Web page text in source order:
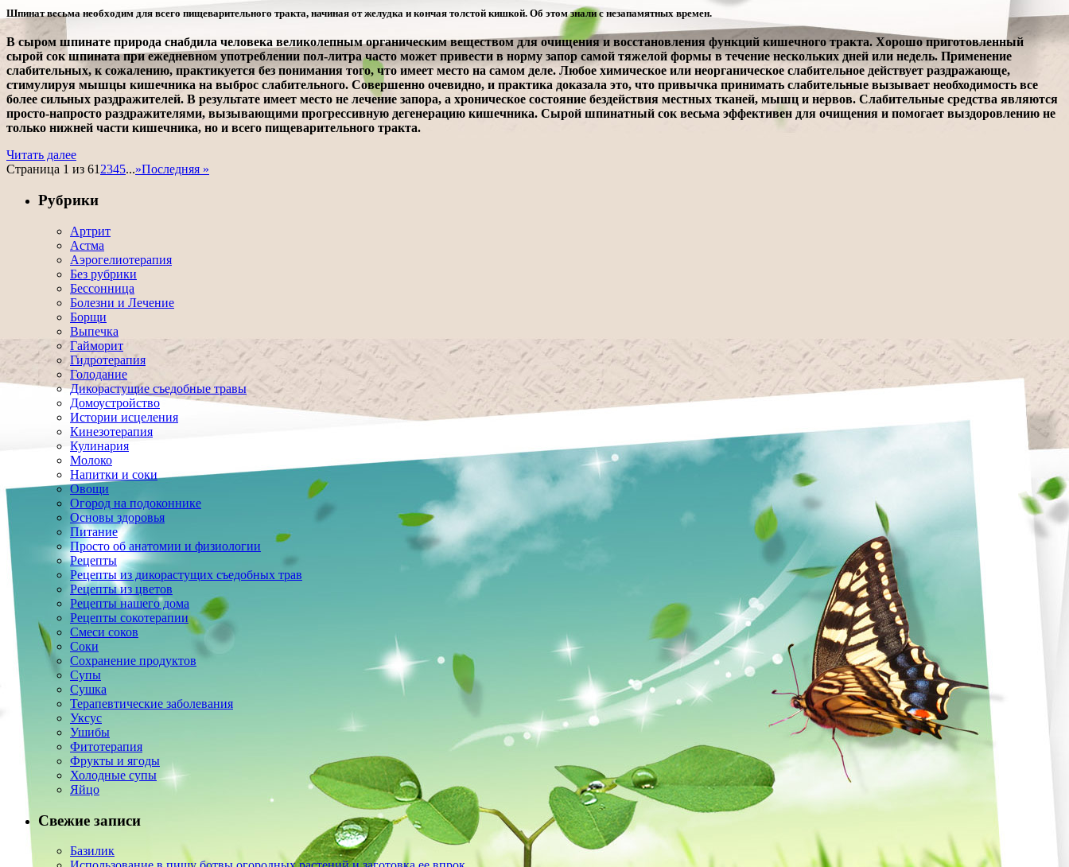
Шпинат весьма необходим для всего пищеварительного тракта, начиная от желудка и кончая толстой кишкой. Об этом знали с незапамятных времен.
В сыром шпинате природа снабдила человека великолепным органическим веществом для очищения и восстановления функций кишечного тракта. Хорошо приготовленный
сырой сок шпината при ежедневном употреблении пол-литра часто может привести в норму запор самой тяжелой формы в течение нескольких дней или недель. Применение
слабительных, к сожалению, практикуется без понимания того, что имеет место на самом деле. Любое химическое или неорганическое слабительное действует раздражающе,
стимулируя мышцы кишечника на выброс слабительного. Совершенно очевидно, и практика доказала это, что привычка принимать слабительные вызывает необходимость все
более сильных раздражителей. В результате имеет место не лечение запора, а хроническое состояние бездействия местных тканей, мышц и нервов. Слабительные средства являются
просто-напросто раздражителями, вызывающими прогрессивную дегенерацию кишечника. Сырой шпинатный сок весьма эффективен для очищения и помогает выздоровлению не
только нижней части кишечника, но и всего пищеварительного тракта.
Читать далее
Страница 1 из 612345...»Последняя »
Рубрики
Артрит
Астма
Аэрогелиотерапия
Без рубрики
Бессонница
Болезни и Лечение
Борщи
Выпечка
Гайморит
Гидротерапия
Голодание
Дикорастущие съедобные травы
Домоустройство
Истории исцеления
Кинезотерапия
Кулинария
Молоко
Напитки и соки
Овощи
Огород на подоконнике
Основы здоровья
Питание
Просто об анатомии и физиологии
Рецепты
Рецепты из дикорастущих съедобных трав
Рецепты из цветов
Рецепты нашего дома
Рецепты сокотерапии
Смеси соков
Соки
Сохранение продуктов
Супы
Сушка
Терапевтические заболевания
Уксус
Ушибы
Фитотерапия
Фрукты и ягоды
Холодные супы
Яйцо
Свежие записи
Базилик